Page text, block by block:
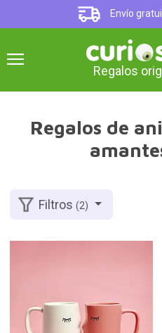
Envío
Regalos
Regalos de
Filtros(2)